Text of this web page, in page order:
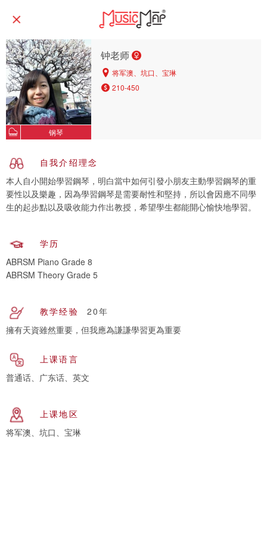
钢琴
钟老师
将军澳、坑口、宝琳
210-450
自我介绍理念
本人自小開始學習鋼琴，明白當中如何引發小朋友主動學習鋼琴的重
要性以及樂趣，因為學習鋼琴是需要耐性和堅持，所以會因應不同學
生的起步點以及吸收能力作出教授，希望學生都能開心愉快地學習。
学历
ABRSM Piano Grade 8
ABRSM Theory Grade 5
教学经验
20年
擁有天資雖然重要，但我應為謙謙學習更為重要
上课语言
普通话、广东话、英文
上课地区
将军澳、坑口、宝琳